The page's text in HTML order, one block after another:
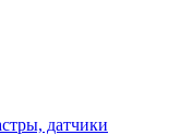
датчики